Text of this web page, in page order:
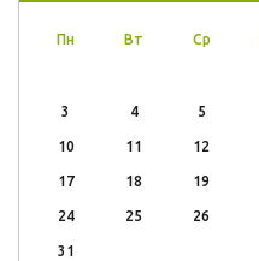
Пн Вт Ср
3 4 5
10 11 12
17 18 19
24 25 26
31